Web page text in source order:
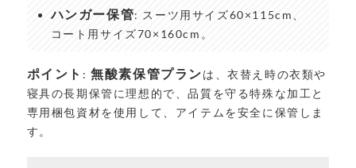
ハンガー保管: スーツ用サイズ60×115cm、
コート用サイズ70×160cm。
ポイント :無酸素保管プランは、衣替え時の衣類や
寝具の長期保管に理想的で、品質を守る特殊な加工と
専用梱包資材を使用して、アイテムを安全に保管しま
す。